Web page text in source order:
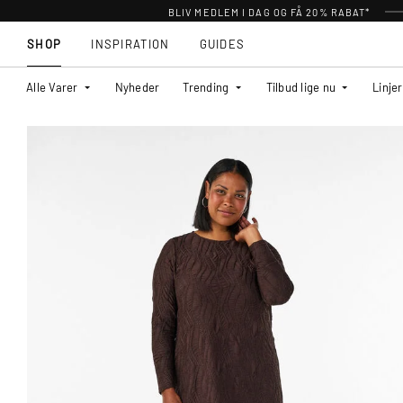
BLIV MEDLEM I DAG OG FÅ 20% RABAT*
SHOP
Alle Varer Nyheder Trending Tilbud lige nu Linjer
INSPIRATION GUIDES